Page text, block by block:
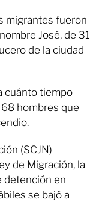
migrantes fueron
José, de 31
de la ciudad
cuánto tiempo
hombres que
(SCJN)
de Migración, la
detención en
se bajó a